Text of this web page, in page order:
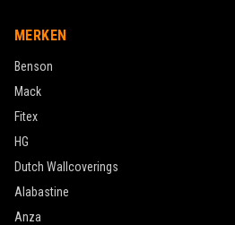
MERKEN
Benson
Mack
Fitex
HG
Dutch Wallcoverings
Alabastine
Anza